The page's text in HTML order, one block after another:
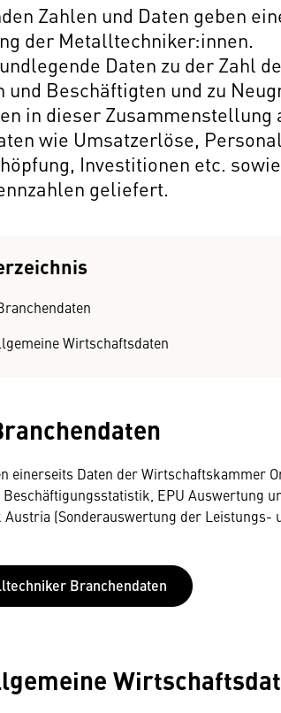
Zahlen und Daten geben
der Metalltechniker:innen.
Daten zu der Zahl
und Beschäftigten und zu
in dieser Zusammenstellung
wie Umsatzerlöse,
Investitionen etc.
geliefert.
Wirtschaftsdaten
einerseits Daten der Wirtschaftskammer
EPU Auswertung
Austria (Sonderauswertung der
Branchendaten